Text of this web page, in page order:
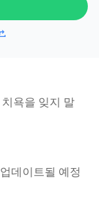
욕을 잊지 말
데이트될 예정